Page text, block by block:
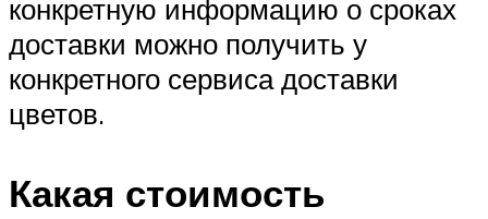
конкретную информацию о сроках
доставки можно получить у
конкретного сервиса доставки
цветов.
Какая стоимость